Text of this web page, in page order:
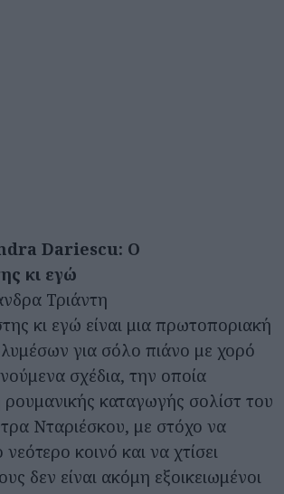
Dariescu: Ο
κι εγώ
Τριάντη
κι εγώ είναι μια πρωτοποριακή
για σόλο πιάνο με χορό
σχέδια, την οποία
καταγωγής σολίστ του
Νταριέσκου, με στόχο να
κοινό και να χτίσει
δεν είναι ακόμη εξοικειωμένοι